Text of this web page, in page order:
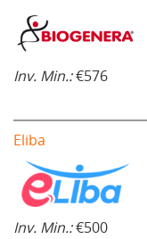
Inv. Min.:€576
Eliba
Inv. Min.:€500